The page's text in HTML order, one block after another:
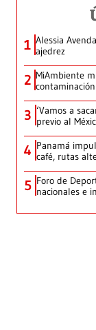
1 Alessia
ajedrez
2 MiAmbiente
3 ‘Vamos a
previo al
4 Panamá
café, rutas
5 Foro de
nacionales e